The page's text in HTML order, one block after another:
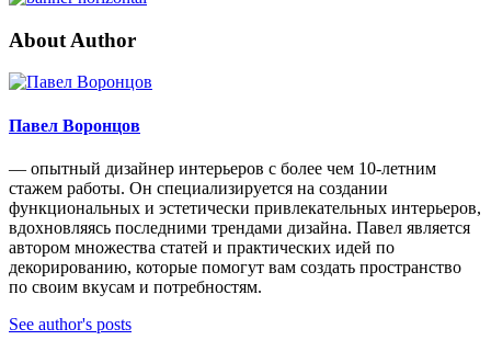
About Author
Павел Воронцов
— опытный дизайнер интерьеров с более чем 10-летним
стажем работы. Он специализируется на создании
функциональных и эстетически привлекательных интерьеров,
вдохновляясь последними трендами дизайна. Павел является
автором множества статей и практических идей по
декорированию, которые помогут вам создать пространство
по своим вкусам и потребностям.
See author's posts